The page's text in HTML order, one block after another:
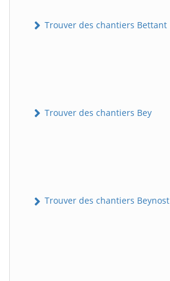
Trouver des chantiers Bettant
Trouver des chantiers Bey
Trouver des chantiers Beynost